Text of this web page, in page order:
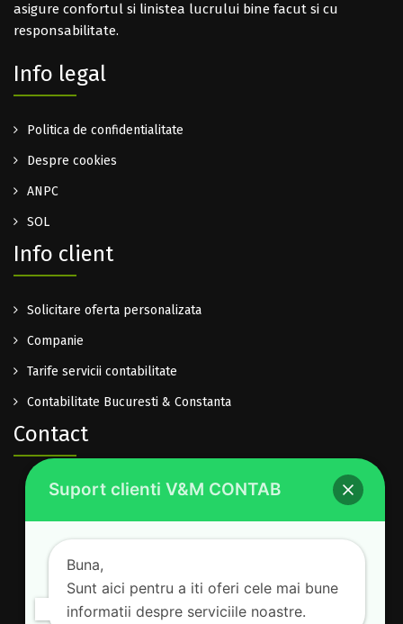
asigure confortul si linistea lucrului bine facut si cu
responsabilitate.
Info legal
Politica de confidentialitate
Despre cookies
ANPC
SOL
Info client
Solicitare oferta personalizata
Companie
Tarife servicii contabilitate
Contabilitate Bucuresti & Constanta
Contact
0722.614.940
office@vm-contab.ro
Lu-Vi: 08:30-16:00
Sam-Dum: inchis
Suport clienti V&M CONTAB
Buna,
Sunt aici pentru a iti oferi cele mai bune
informatii despre serviciile noastre.